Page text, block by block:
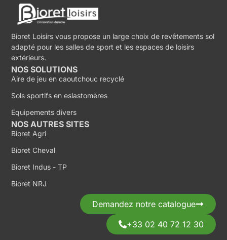
Bioret Loisirs vous propose un large choix de revêtements sol
adapté pour les salles de sport et les espaces de loisirs
extérieurs.
NOS SOLUTIONS
Aire de jeu en caoutchouc recyclé
Sols sportifs en eslastomères
Equipements divers
NOS AUTRES SITES
Bioret Agri
Bioret Cheval
Bioret Indus - TP
Bioret NRJ
Demandez notre catalogue
+33 02 40 72 12 30